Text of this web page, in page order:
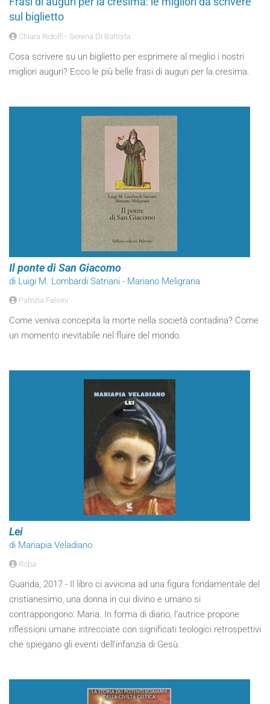
sul biglietto
Chiara Ridolfi - Serena Di Battista
Cosa scrivere su un biglietto per esprimere al meglio i nostri
migliori auguri? Ecco le più belle frasi di auguri per la cresima.
Il ponte di San Giacomo
di Luigi M. Lombardi Satriani - Mariano Meligrana
Patrizia Falsini
Come veniva concepita la morte nella società contadina? Come
un momento inevitabile nel fluire del mondo.
Lei
di Mariapia Veladiano
Roba
Guanda, 2017 - Il libro ci avvicina ad una figura fondamentale del
cristianesimo, una donna in cui divino e umano si
contrappongono: Maria. In forma di diario, l’autrice propone
riflessioni umane intrecciate con significati teologici retrospettivi
che spiegano gli eventi dell’infanzia di Gesù.